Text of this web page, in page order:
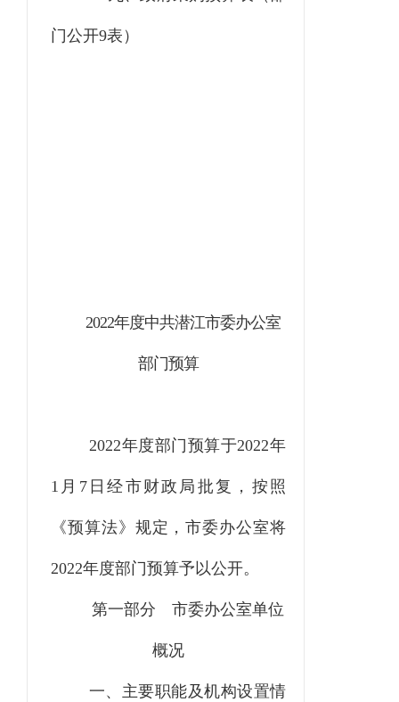
门公开9表）
2022年度中共潜江市委办公室
部门预算
2022年度部门预算于2022年
1月7日经市财政局批复，按照
《预算法》规定，市委办公室将
2022年度部门预算予以公开。
第一部分 市委办公室单位
概况
一、主要职能及机构设置情